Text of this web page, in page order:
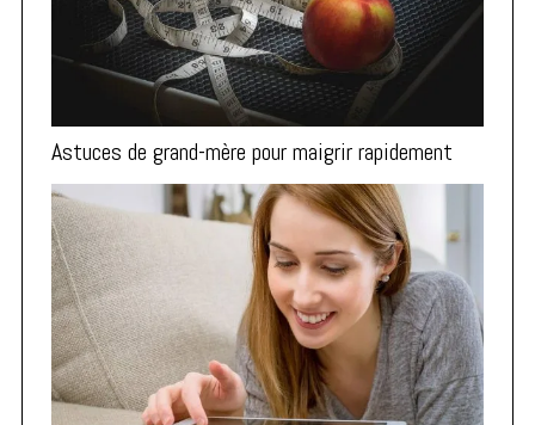
Astuces de grand-mère pour maigrir rapidement